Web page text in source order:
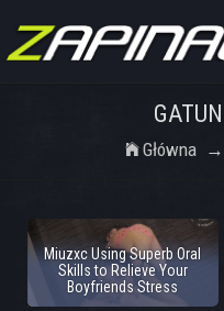
Główna
Miuzxc Using Superb Oral
Skills to Relieve Your
Boyfriends Stress